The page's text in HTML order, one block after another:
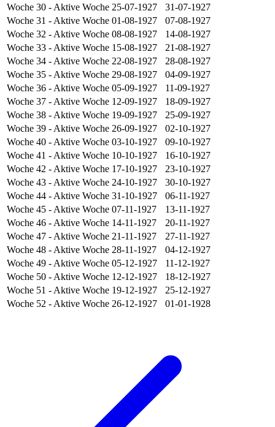
Woche 30 - Aktive Woche 25-07-1927
31-07-1927
Woche 31 - Aktive Woche 01-08-1927
07-08-1927
Woche 32 - Aktive Woche 08-08-1927
14-08-1927
Woche 33 - Aktive Woche 15-08-1927
21-08-1927
Woche 34 - Aktive Woche 22-08-1927
28-08-1927
Woche 35 - Aktive Woche 29-08-1927
04-09-1927
Woche 36 - Aktive Woche 05-09-1927
11-09-1927
Woche 37 - Aktive Woche 12-09-1927
18-09-1927
Woche 38 - Aktive Woche 19-09-1927
25-09-1927
Woche 39 - Aktive Woche 26-09-1927
02-10-1927
Woche 40 - Aktive Woche 03-10-1927
09-10-1927
Woche 41 - Aktive Woche 10-10-1927
16-10-1927
Woche 42 - Aktive Woche 17-10-1927
23-10-1927
Woche 43 - Aktive Woche 24-10-1927
30-10-1927
Woche 44 - Aktive Woche 31-10-1927
06-11-1927
Woche 45 - Aktive Woche 07-11-1927
13-11-1927
Woche 46 - Aktive Woche 14-11-1927
20-11-1927
Woche 47 - Aktive Woche 21-11-1927
27-11-1927
Woche 48 - Aktive Woche 28-11-1927
04-12-1927
Woche 49 - Aktive Woche 05-12-1927
11-12-1927
Woche 50 - Aktive Woche 12-12-1927
18-12-1927
Woche 51 - Aktive Woche 19-12-1927
25-12-1927
Woche 52 - Aktive Woche 26-12-1927 01-01-1928